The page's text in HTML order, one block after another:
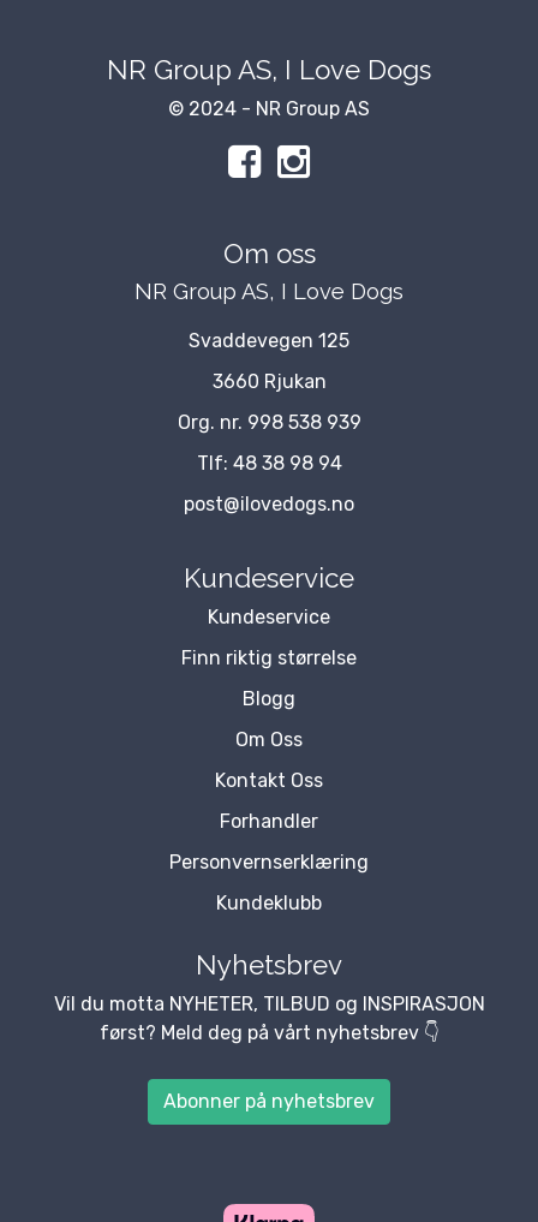
NR Group AS, I Love Dogs
© 2024 - NR Group AS
Om oss
NR Group AS, I Love Dogs
Svaddevegen 125
3660 Rjukan
Org. nr. 998 538 939
Tlf: 48 38 98 94
post@ilovedogs.no
Kundeservice
Kundeservice
Finn riktig størrelse
Blogg
Om Oss
Kontakt Oss
Forhandler
Personvernserklæring
Kundeklubb
Nyhetsbrev
Vil du motta NYHETER, TILBUD og INSPIRASJON
først? Meld deg på vårt nyhetsbrev 👇
Abonner på nyhetsbrev